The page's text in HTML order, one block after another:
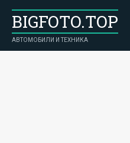
BIGFOTO.TOP
АВТОМОБИЛИ И ТЕХНИКА